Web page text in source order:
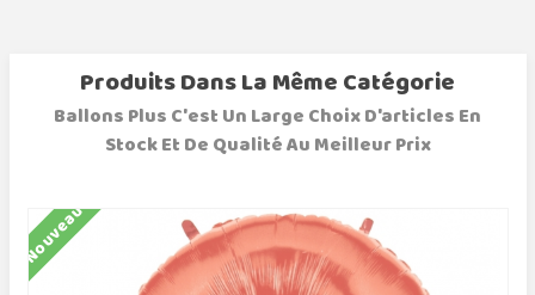
Produits Dans La Même Catégorie
Ballons Plus C'est Un Large Choix D'articles En
Stock Et De Qualité Au Meilleur Prix
Nouveau